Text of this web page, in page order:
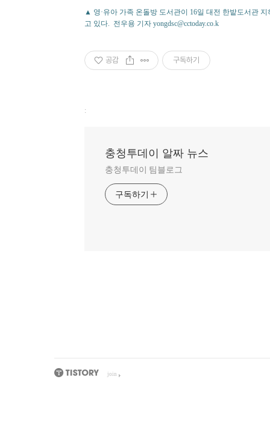
▲ 영·유아 가족 온돌방 도서관이 16일 대전 한밭도서관
고 있다. 전우용 기자 yongdsc@cctoday.co.k
공감 구독하기
:
충청투데이 알짜 뉴스
충청투데이 팀블로그
구독하기
join